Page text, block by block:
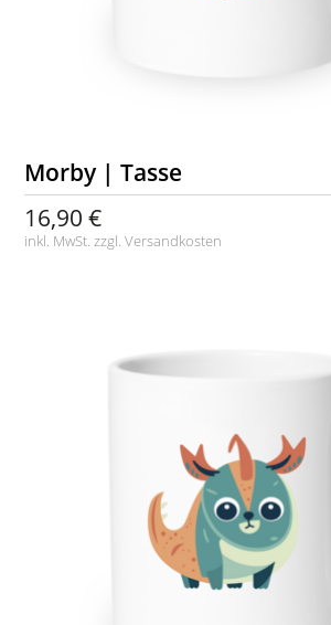
Morby | Tasse
16,90 €
inkl. MwSt. zzgl.Versandkosten